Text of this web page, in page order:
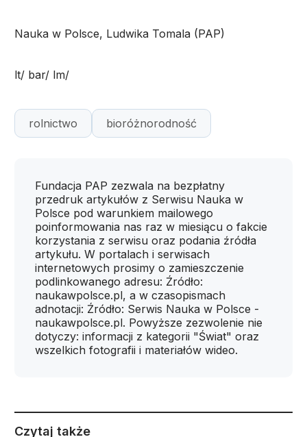
Nauka w Polsce, Ludwika Tomala (PAP)
lt/ bar/ lm/
rolnictwo bioróżnorodność
Fundacja PAP zezwala na bezpłatny
przedruk artykułów z Serwisu Nauka w
Polsce pod warunkiem mailowego
poinformowania nas raz w miesiącu o fakcie
korzystania z serwisu oraz podania źródła
artykułu. W portalach i serwisach
internetowych prosimy o zamieszczenie
podlinkowanego adresu: Źródło:
naukawpolsce.pl, a w czasopismach
adnotacji: Źródło: Serwis Nauka w Polsce -
naukawpolsce.pl. Powyższe zezwolenie nie
dotyczy: informacji z kategorii "Świat" oraz
wszelkich fotografii i materiałów wideo.
Czytaj także